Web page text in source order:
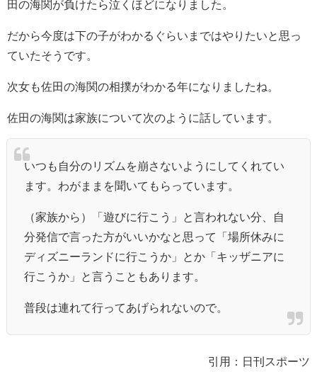
田の海関が負けたら泣くほどになりました。
だから今度は下の子がわかるぐらいまではやりたいと思っ
ていたそうです。
次女も佐田の海関の相撲がわかる年になりましたね。
佐田の海関は家族について次のように話しています。
いつも自分のリズムを崩さないようにしてくれてい
ます。わがままを聞いてもらっています。
（家族から）「遊びに行こう」と言われない分、自
分発信で言った方がいいかなと思って「場所休みに
ディズニーランドに行こうか」とか「キッザニアに
行こうか」と言うこともあります。
普段は連れて行ってあげられないので。
引用：日刊スポーツ